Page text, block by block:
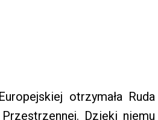
otrzymała Ruda
Dzięki niemu